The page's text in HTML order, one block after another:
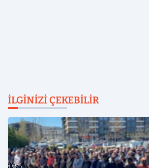
İLGINIZI ÇEKEBILIR